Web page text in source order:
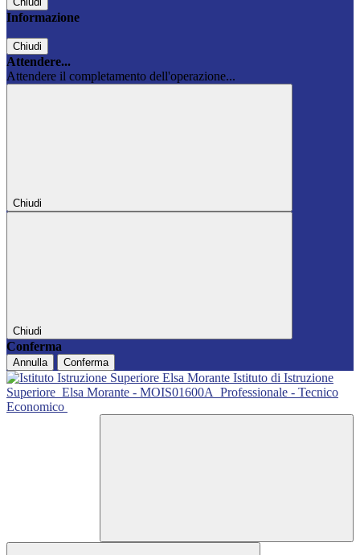
Informazione
Chiudi
Attendere...
Attendere il completamento dell'operazione...
Chiudi
Chiudi
Conferma
Annulla Conferma
Istituto di Istruzione
Superiore Elsa Morante - MOIS01600A Professionale - Tecnico
Economico